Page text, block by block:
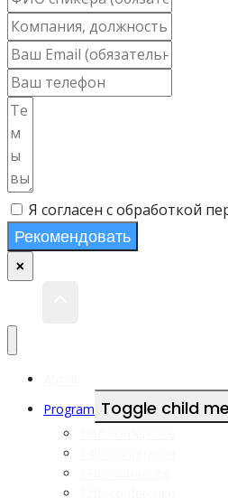
Я согласен с обработкой
Рекомендовать
×
Program Toggle child